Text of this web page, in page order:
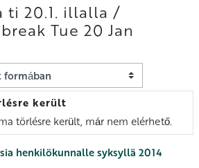
ti 20.1. illalla /
Tue 20 Jan
került
törlésre került, már nem elérhető.
henkilökunnalle syksyllä 2014